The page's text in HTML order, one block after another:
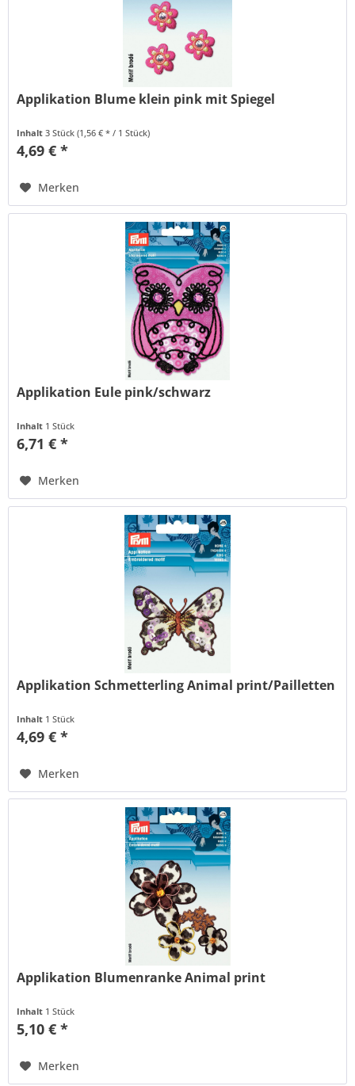
Applikation Blume klein pink mit Spiegel
Inhalt3 Stück(1,56 € * / 1 Stück)
4,69 € *
Merken
Applikation Eule pink/schwarz
Inhalt 1 Stück
6,71 € *
Merken
Applikation Schmetterling Animal print/Pailletten
Inhalt 1 Stück
4,69 € *
Merken
Applikation Blumenranke Animal print
Inhalt 1 Stück
5,10 € *
Merken